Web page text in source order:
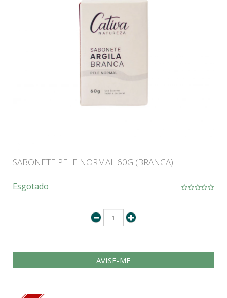
SABONETE PELE NORMAL 60G (BRANCA)
Esgotado
AVISE-ME